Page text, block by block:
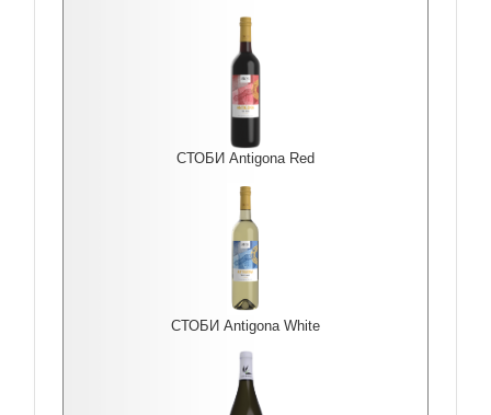
СТОБИ Antigona Red
СТОБИ Antigona White